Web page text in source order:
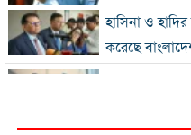
হাসিনা ও
করেছে